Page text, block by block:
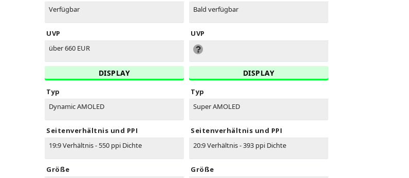
Verfügbar
UVP
über 660 EUR
DISPLAY
Typ
Dynamic AMOLED
Seitenverhältnis und PPI
19:9 Verhältnis - 550 ppi Dichte
Größe
Bald verfügbar
UVP
DISPLAY
Typ
Super AMOLED
Seitenverhältnis und PPI
20:9 Verhältnis - 393 ppi Dichte
Größe